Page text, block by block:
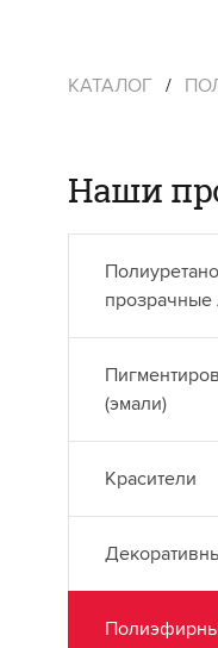
КАТАЛОГ /
Наши
прозрачные
(эмали)
Красители